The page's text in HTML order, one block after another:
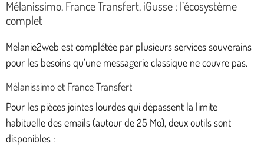
Mélanissimo, France Transfert, iGusse : l’écosystème
complet
Melanie2web est complétée par plusieurs services souverains
pour les besoins qu’une messagerie classique ne couvre pas.
Mélanissimo et France Transfert
Pour les pièces jointes lourdes qui dépassent la limite
habituelle des emails (autour de 25 Mo), deux outils sont
disponibles :